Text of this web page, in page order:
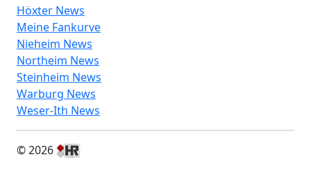
Höxter News
Meine Fankurve
Nieheim News
Northeim News
Steinheim News
Warburg News
Weser-Ith News
© 2026